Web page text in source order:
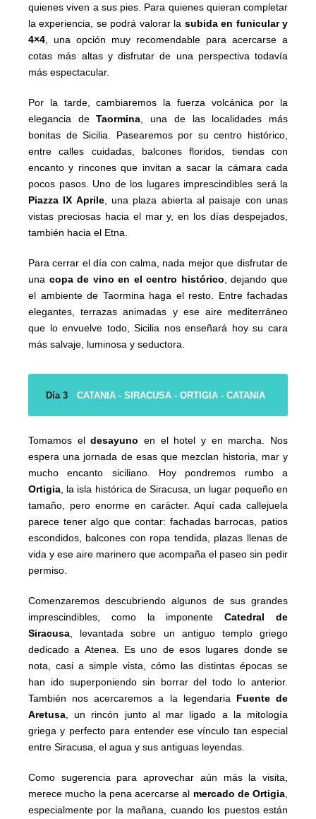
quienes viven a sus pies. Para quienes quieran completar
la experiencia, se podrá valorar la subida en funicular y
4×4 , una opción muy recomendable para acercarse a
cotas más altas y disfrutar de una perspectiva todavía
más espectacular.
Por la tarde, cambiaremos la fuerza volcánica por la
elegancia deTaormina , una de las localidades más
bonitas de Sicilia. Pasearemos por su centro histórico,
entre calles cuidadas, balcones floridos, tiendas con
encanto y rincones que invitan a sacar la cámara cada
pocos pasos. Uno de los lugares imprescindibles será la
Piazza IX Aprile, una plaza abierta al paisaje con unas
vistas preciosas hacia el mar y, en los días despejados,
también hacia el Etna.
Para cerrar el día con calma, nada mejor que disfrutar de
una copa de vino en el centro histórico , dejando que
el ambiente de Taormina haga el resto. Entre fachadas
elegantes, terrazas animadas y ese aire mediterráneo
que lo envuelve todo, Sicilia nos enseñará hoy su cara
más salvaje, luminosa y seductora.
Día 3 CATANIA - SIRACUSA - ORTIGIA - CATANIA
Tomamos eldesayuno en el hotel y en marcha. Nos
espera una jornada de esas que mezclan historia, mar y
mucho encanto siciliano. Hoy pondremos rumbo a
Ortigia , la isla histórica de Siracusa, un lugar pequeño en
tamaño, pero enorme en carácter. Aquí cada callejuela
parece tener algo que contar: fachadas barrocas, patios
escondidos, balcones con ropa tendida, plazas llenas de
vida y ese aire marinero que acompaña el paseo sin pedir
permiso.
Comenzaremos descubriendo algunos de sus grandes
imprescindibles, como la imponenteCatedral de
Siracusa , levantada sobre un antiguo templo griego
dedicado a Atenea. Es uno de esos lugares donde se
nota, casi a simple vista, cómo las distintas épocas se
han ido superponiendo sin borrar del todo lo anterior.
También nos acercaremos a la legendaria Fuente de
Aretusa , un rincón junto al mar ligado a la mitología
griega y perfecto para entender ese vínculo tan especial
entre Siracusa, el agua y sus antiguas leyendas.
Como sugerencia para aprovechar aún más la visita,
merece mucho la pena acercarse al mercado de Ortigia
especialmente por la mañana, cuando los puestos están